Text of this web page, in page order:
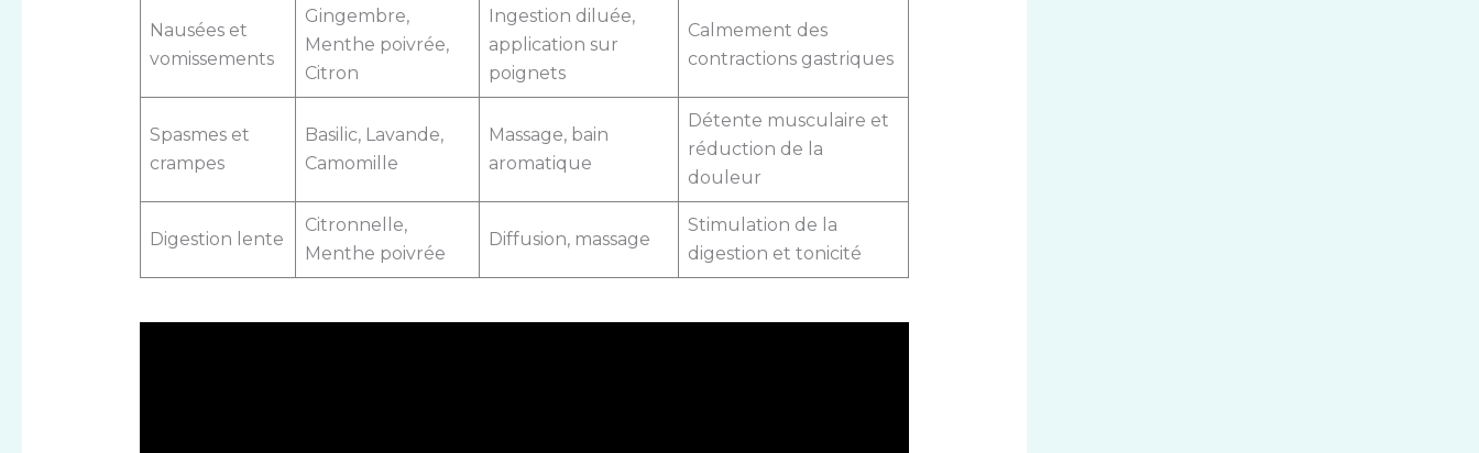
Nausées et
vomissements
Gingembre,
Menthe poivrée,
Citron
Ingestion diluée,
application sur
poignets
Calmement des
contractions gastriques
Spasmes et
crampes
Basilic, Lavande,
Camomille
Massage, bain
aromatique
Détente musculaire et
réduction de la
douleur
Digestion lente
Citronnelle,
Menthe poivrée
Diffusion, massage
Stimulation de la
digestion et tonicité